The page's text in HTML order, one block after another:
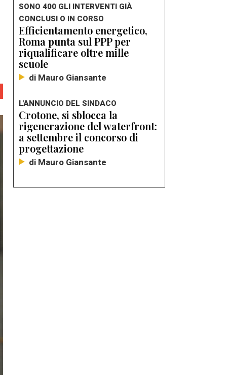
SONO 400 GLI INTERVENTI GIÀ
CONCLUSI O IN CORSO
Efficientamento energetico,
Roma punta sul PPP per
riqualificare oltre mille
scuole
di Mauro Giansante
L'ANNUNCIO DEL SINDACO
Crotone, si sblocca la
rigenerazione del waterfront:
a settembre il concorso di
progettazione
di Mauro Giansante